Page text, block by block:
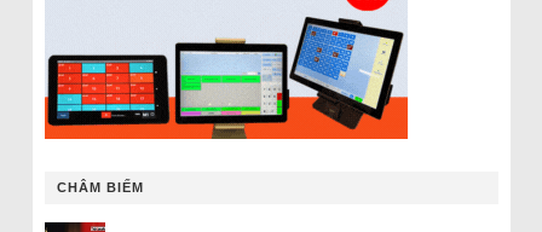
CHÂM BIẾM